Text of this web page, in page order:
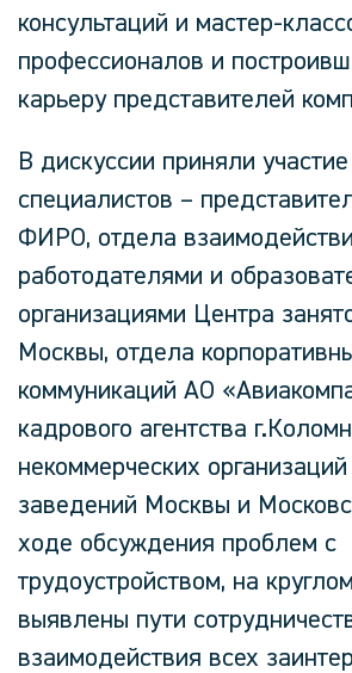
консультаций и мастер-
профессионалов и
карьеру представителей
В дискуссии приняли
специалистов –
ФИРО, отдела
работодателями и
организациями Центра
Москвы, отдела
коммуникаций АО
кадрового агентства
некоммерческих
заведений Москвы и
ходе обсуждения проблем с
трудоустройством, на
выявлены пути
взаимодействия всех